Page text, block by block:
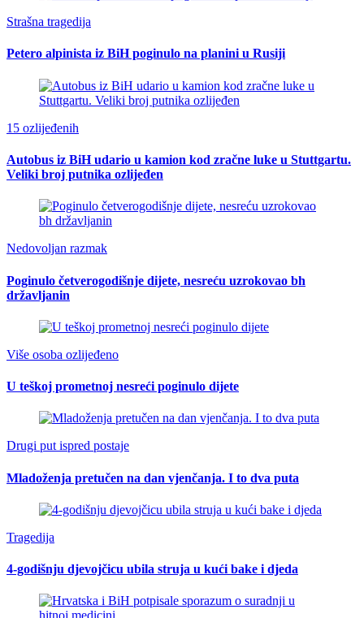
Strašna tragedija
Petero alpinista iz BiH poginulo na planini u Rusiji
15 ozlijeđenih
Autobus iz BiH udario u kamion kod zračne luke u Stuttgartu.
Veliki broj putnika ozlijeđen
Nedovoljan razmak
Poginulo četverogodišnje dijete, nesreću uzrokovao bh
državljanin
Više osoba ozlijeđeno
U teškoj prometnoj nesreći poginulo dijete
Drugi put ispred postaje
Mladoženja pretučen na dan vjenčanja. I to dva puta
Tragedija
4-godišnju djevojčicu ubila struja u kući bake i djeda